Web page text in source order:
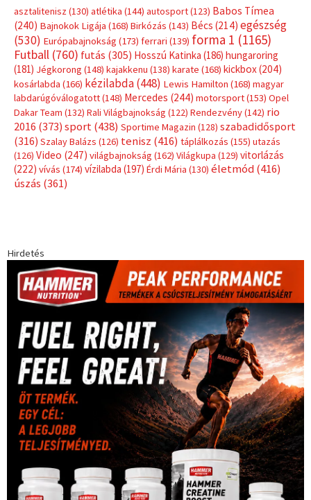
asztalitenisz (130) atlétika (144) autosport(123) Babos Tímea
(240) Bajnokok Ligája (168) Birkózás (143) Bécs (214) egészség
(530) Európabajnokság (173) ferrari (139) forma 1 (1165)
Futball (760) futás (305) Hosszú Katinka (186) hungaroring
(181) Jégkorong (148) kajakkenu (138) karate (168) kickbox(204)
kosárlabda (166) kézilabda(448) Lewis Hamilton (168) magyar
labdarúgóválogatott(148) Mercedes (244) motorsport(153) Opel
Dakar Team (132) Rali Világbajnokság (122) Rendezvény(142) rio
2016 (373) sport(438) Sportime Magazin (128) szabadidősport
(316) Szalay Balázs (126) tenisz (416) táplálkozás (155) utazás
(126) Video (247) világbajnokság (162) Világkupa (129) vitorlázás
(222) vívás (174) vízilabda (197) Érdi Mária (130) életmód(416)
úszás (361)
Hirdetés